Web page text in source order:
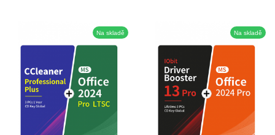
Na skladě Na skladě